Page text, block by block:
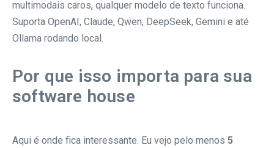
multimodais caros, qualquer modelo de texto funciona.
Suporta OpenAI, Claude, Qwen, DeepSeek, Gemini e até
Ollama rodando local.
Por que isso importa para sua
software house
Aqui é onde fica interessante. Eu vejo pelo menos 5